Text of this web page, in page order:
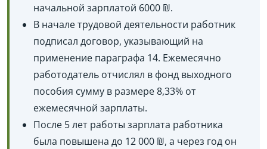
начальной зарплатой 6000 ₪.
В начале трудовой деятельности работник
подписал договор, указывающий на
применение параграфа 14. Ежемесячно
работодатель отчислял в фонд выходного
пособия сумму в размере 8,33% от
ежемесячной зарплаты.
После 5 лет работы зарплата работника
была повышена до 12 000 ₪, а через год он